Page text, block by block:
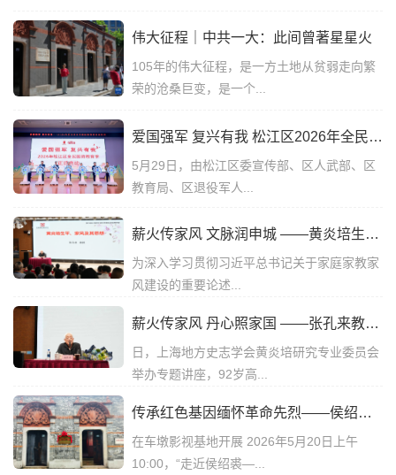
伟大征程｜中共一大：此间曾著星星火
105年的伟大征程，是一方土地从贫弱走向繁
荣的沧桑巨变，是一个...
爱国强军 复兴有我 松江区2026年全民国防教育季启动
5月29日，由松江区委宣传部、区人武部、区
教育局、区退役军人...
薪火传家风 文脉润申城 ——黄炎培生平、家风及其思想专题讲座在沪举办
为深入学习贯彻习近平总书记关于家庭家教家
风建设的重要论述...
薪火传家风 丹心照家国 ——张孔来教授黄炎培生平与家风思想专题讲座纪实
日，上海地方史志学会黄炎培研究专业委员会
举办专题讲座，92岁高...
传承红色基因缅怀革命先烈——侯绍裘烈士生平事迹展
在车墩影视基地开展 2026年5月20日上午
10:00，“走近侯绍裘—...